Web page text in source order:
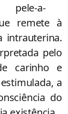
pele-a-
remete à
intrauterina.
pelo
carinho e
a
do